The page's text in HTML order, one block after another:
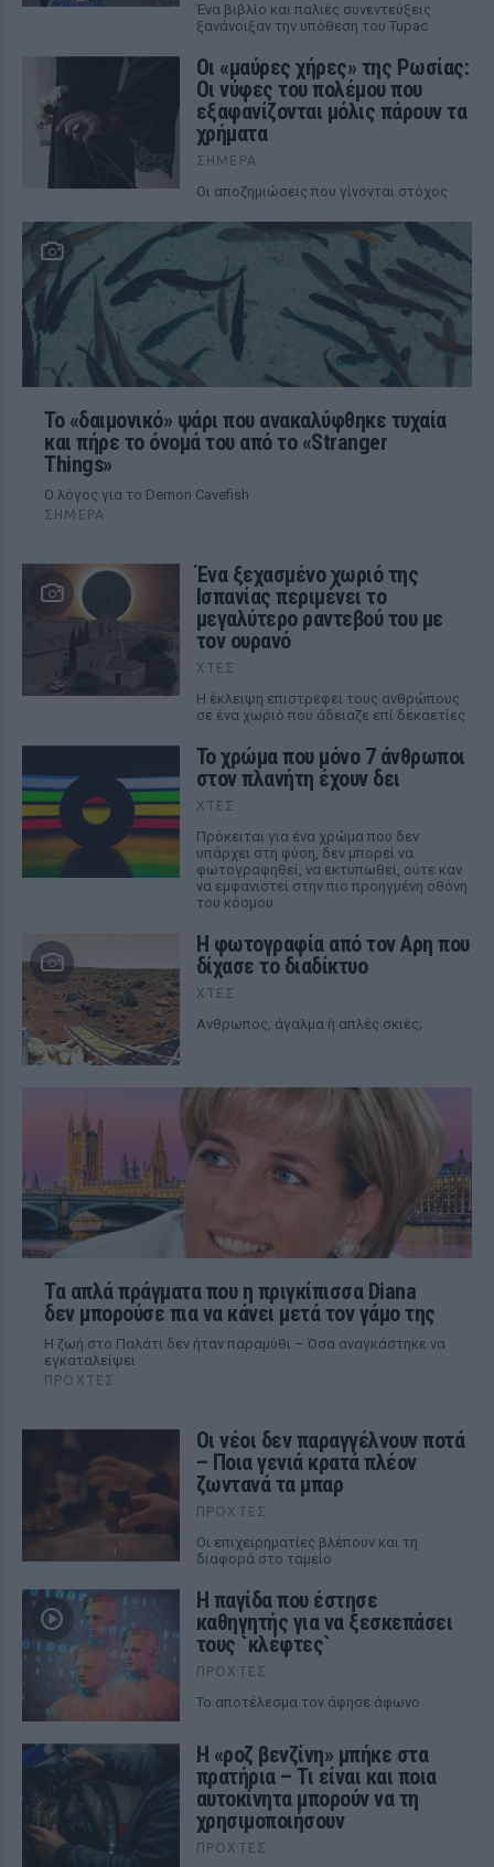
Ένα βιβλίο και παλιές συνεντεύξεις
ξανάνοιξαν την υπόθεση του Tupac
Οι «μαύρες χήρες» της Ρωσίας:
Οι νύφες του πολέμου που
εξαφανίζονται μόλις πάρουν τα
χρήματα
ΣΉΜΕΡΑ
Οι αποζημιώσεις που γίνονται στόχος
Το «δαιμονικό» ψάρι που ανακαλύφθηκε τυχαία
και πήρε το όνομά του από το «Stranger
Things»
Ο λόγος για το Demon Cavefish
ΣΉΜΕΡΑ
Ένα ξεχασμένο χωριό της
Ισπανίας περιμένει το
μεγαλύτερο ραντεβού του με
τον ουρανό
ΧΤΕΣ
Η έκλειψη επιστρέφει τους ανθρώπους
σε ένα χωριό που άδειαζε επί δεκαετίες
Το χρώμα που μόνο 7 άνθρωποι
στον πλανήτη έχουν δει
ΧΤΕΣ
Πρόκειται για ένα χρώμα που δεν
υπάρχει στη φύση, δεν μπορεί να
φωτογραφηθεί, να εκτυπωθεί, ούτε καν
να εμφανιστεί στην πιο προηγμένη οθόνη
του κόσμου
Η φωτογραφία από τον Αρη που
δίχασε το διαδίκτυο
ΧΤΕΣ
Ανθρωπος, άγαλμα ή απλές σκιές;
Τα απλά πράγματα που η πριγκίπισσα Diana
δεν μπορούσε πια να κάνει μετά τον γάμο της
Η ζωή στο Παλάτι δεν ήταν παραμύθι – Όσα αναγκάστηκε να
εγκαταλείψει
ΠΡΟΧΤΈΣ
Οι νέοι δεν παραγγέλνουν ποτά
– Ποια γενιά κρατά πλέον
ζωντανά τα μπαρ
ΠΡΟΧΤΈΣ
Οι επιχειρηματίες βλέπουν και τη
διαφορά στο ταμείο
Η παγίδα που έστησε
καθηγητής για να ξεσκεπάσει
τους `κλέφτες`
ΠΡΟΧΤΈΣ
Το αποτέλεσμα τον άφησε άφωνο
Η «ροζ βενζίνη» μπήκε στα
πρατήρια – Τι είναι και ποια
αυτοκίνητα μπορούν να τη
χρησιμοποιήσουν
ΠΡΟΧΤΈΣ